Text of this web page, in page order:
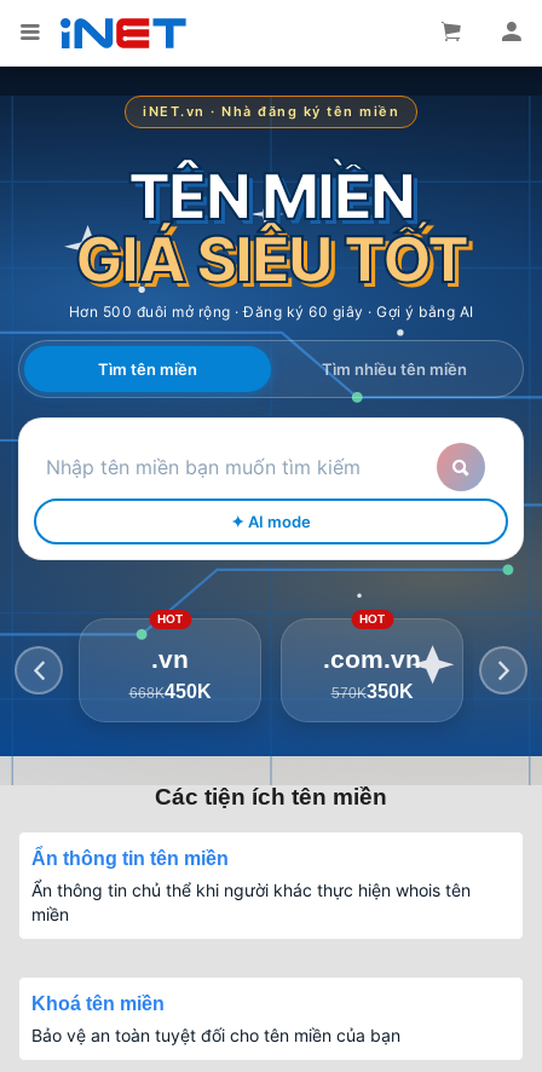
iNET.vn · Nhà đăng ký tên miền
TÊN MIỀN
GIÁ SIÊU TỐT
Hơn 500 đuôi mở rộng · Đăng ký 60 giây · Gợi ý bằng AI
Tìm tên miền Tìm nhiều tên miền
✦ AI mode
HOT
.vn
668K450K
HOT
.com.vn
570K350K
Các tiện ích tên miền
Ẩn thông tin tên miền
Ẩn thông tin chủ thể khi người khác thực hiện whois tên
miền
Khoá tên miền
Bảo vệ an toàn tuyệt đối cho tên miền của bạn